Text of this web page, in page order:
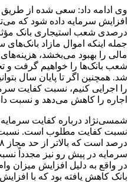
وی ادامه داد: سعی شده از طریق
درصدی شعب استیجاری بانک
جمله اینکه اموال مازاد
مالی را بهبود می‌بخشد،
شعب بانک‌ها را خواهیم گرفت و
را اجرایی کنیم، نسبت کفایت
اجاره را کاهش می‌دهد و نسبت
شمسی‌نژاد درباره کفایت
سرمایه در پیش رو نیز مجدداً
در واقع به دلیل افزایش میزان
بانک کاهش یافته بود که با